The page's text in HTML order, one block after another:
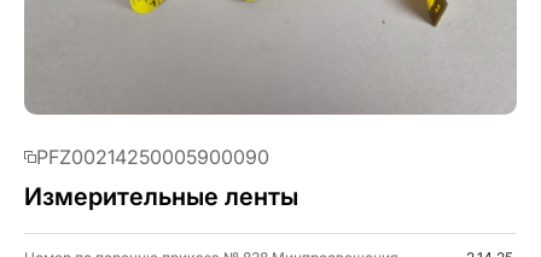
PFZ00214250005900090
Измерительные ленты